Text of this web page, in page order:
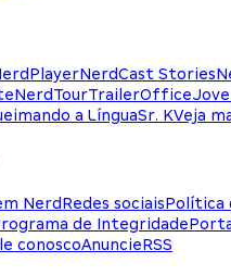
NerdCast Stories
NerdTourTrailerOffice
a LínguaSr. KVeja
NerdRedes sociaisPolítica
de Integridade
conoscoAnuncieRSS